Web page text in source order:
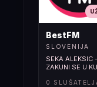
BestFM
SLOVENIJA
SEKA ALEKSIC -
ZAKUNI SE U
0